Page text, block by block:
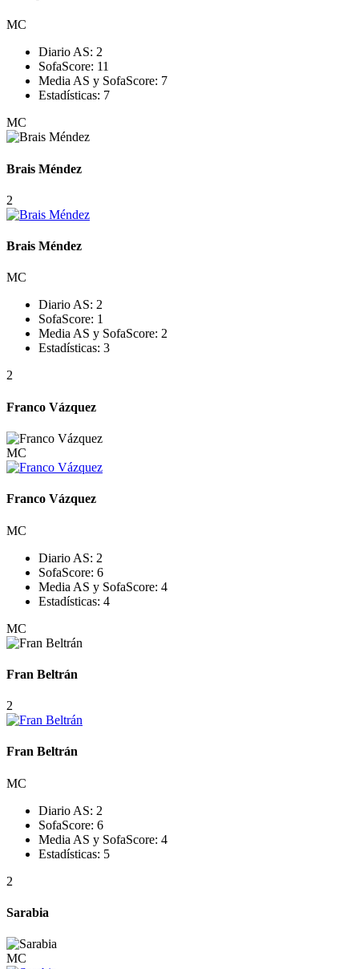
MC
Diario AS: 2
SofaScore: 11
Media AS y SofaScore: 7
Estadísticas: 7
MC
Brais Méndez
2
Brais Méndez
MC
Diario AS: 2
SofaScore: 1
Media AS y SofaScore: 2
Estadísticas: 3
2
Franco Vázquez
MC
Franco Vázquez
MC
Diario AS: 2
SofaScore: 6
Media AS y SofaScore: 4
Estadísticas: 4
MC
Fran Beltrán
2
Fran Beltrán
MC
Diario AS: 2
SofaScore: 6
Media AS y SofaScore: 4
Estadísticas: 5
2
Sarabia
MC